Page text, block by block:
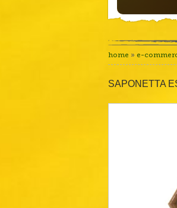
home » e-
SAPONETTA